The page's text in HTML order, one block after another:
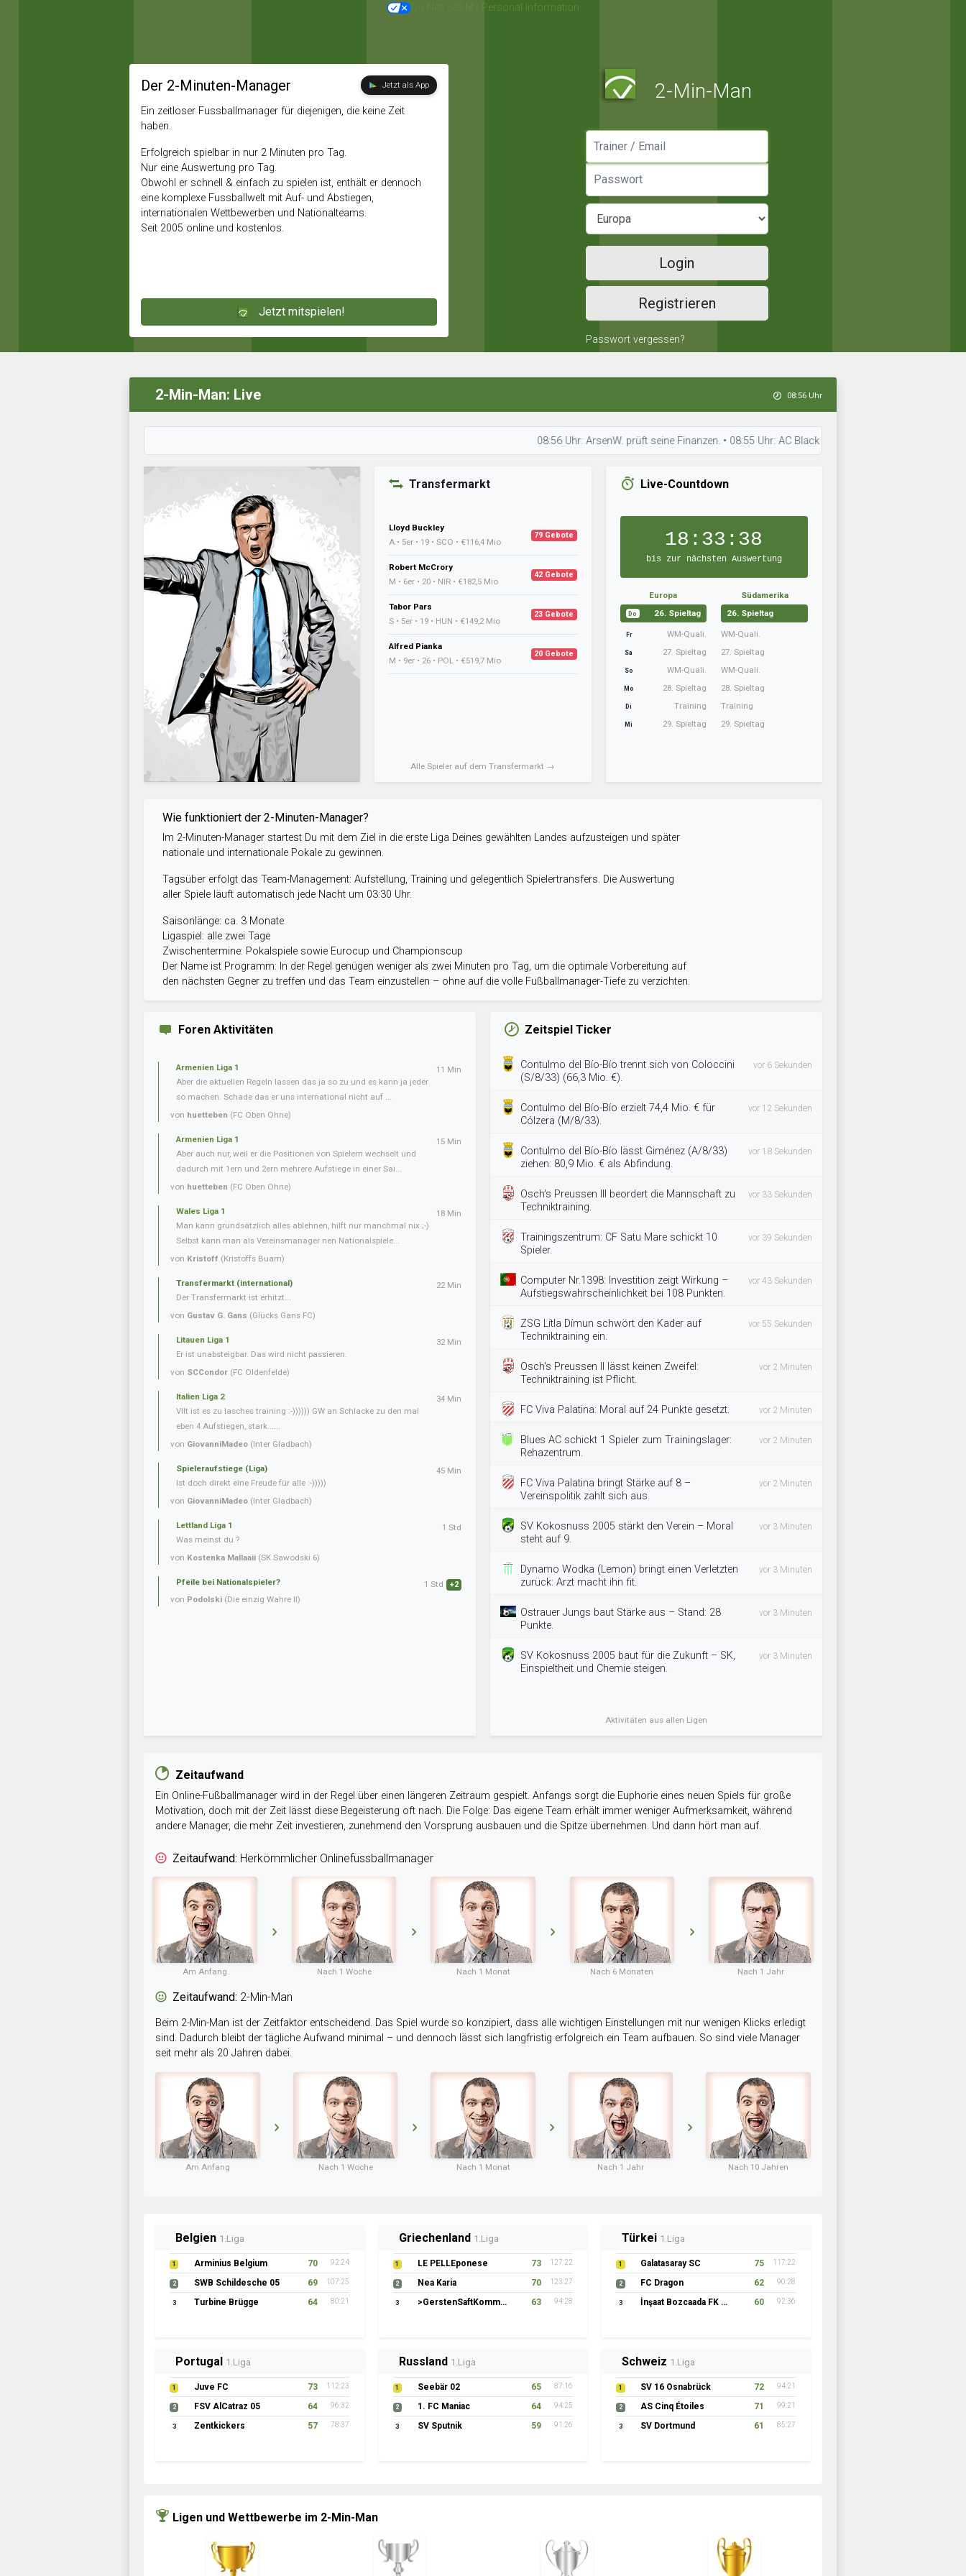
Do Not Sell My Personal Information
Der 2-Minuten-Manager Jetzt als App
Ein zeitloser Fussballmanager für diejenigen, die keine Zeit
haben.
Erfolgreich spielbar in nur 2 Minuten pro Tag.
Nur eine Auswertung pro Tag.
Obwohl er schnell & einfach zu spielen ist, enthält er dennoch
eine komplexe Fussballwelt mit Auf- und Abstiegen,
internationalen Wettbewerben und Nationalteams.
Seit 2005 online und kostenlos.
Jetzt mitspielen!
2-Min-Man
Login
Registrieren
Passwort vergessen?
2-Min-Man: Live 08:56 Uhr
08:56 Uhr: ArsenW. prüft seine Finanzen. • 08:55 Uhr: AC Black Panthers ist bereit für den
Transfermarkt
Lloyd Buckley
A • 5er • 19 • SCO • €116,4 Mio
79 Gebote
Robert McCrory
M • 6er • 20 • NIR • €182,5 Mio
42 Gebote
Tabor Pars
S • 5er • 19 • HUN • €149,2 Mio
23 Gebote
Alfred Pianka
M • 9er • 26 • POL • €519,7 Mio
20 Gebote
Alle Spieler auf dem Transfermarkt →
Live-Countdown
18:33:38
bis zur nächsten Auswertung
Europa
Do 26. Spieltag
Fr WM-Quali.
Sa 27. Spieltag
So WM-Quali.
Mo 28. Spieltag
Di Training
Mi 29. Spieltag
Südamerika
26. Spieltag
WM-Quali.
27. Spieltag
WM-Quali.
28. Spieltag
Training
29. Spieltag
Wie funktioniert der 2-Minuten-Manager?
Im 2-Minuten-Manager startest Du mit dem Ziel in die erste Liga Deines gewählten Landes aufzusteigen und später
nationale und internationale Pokale zu gewinnen.
Tagsüber erfolgt das Team-Management: Aufstellung, Training und gelegentlich Spielertransfers. Die Auswertung
aller Spiele läuft automatisch jede Nacht um 03:30 Uhr.
Saisonlänge: ca. 3 Monate
Ligaspiel: alle zwei Tage
Zwischentermine: Pokalspiele sowie Eurocup und Championscup
Der Name ist Programm: In der Regel genügen weniger als zwei Minuten pro Tag, um die optimale Vorbereitung auf
den nächsten Gegner zu treffen und das Team einzustellen – ohne auf die volle Fußballmanager-Tiefe zu verzichten.
Foren Aktivitäten
Armenien Liga 1
Aber die aktuellen Regeln lassen das ja so zu und es kann ja jeder
so machen. Schade das er uns international nicht auf ...
von huetteben (FC Oben Ohne)
11 Min
Armenien Liga 1
Aber auch nur, weil er die Positionen von Spielern wechselt und
dadurch mit 1ern und 2ern mehrere Aufstiege in einer Sai...
von huetteben (FC Oben Ohne)
15 Min
Wales Liga 1
Man kann grundsätzlich alles ablehnen, hilft nur manchmal nix ;-)
Selbst kann man als Vereinsmanager nen Nationalspiele...
von Kristoff (Kristoffs Buam)
18 Min
Transfermarkt (international)
Der Transfermarkt ist erhitzt...
von Gustav G. Gans (Glücks Gans FC)
22 Min
Litauen Liga 1
Er ist unabsteigbar. Das wird nicht passieren.
von SCCondor (FC Oldenfelde)
32 Min
Italien Liga 2
Vllt ist es zu lasches training :-)))))) GW an Schlacke zu den mal
eben 4 Aufstiegen, stark......
von GiovanniMadeo (Inter Gladbach)
34 Min
Spieleraufstiege (Liga)
Ist doch direkt eine Freude für alle :-)))))
von GiovanniMadeo (Inter Gladbach)
45 Min
Lettland Liga 1
Was meinst du ?
von Kostenka Mallaaii (SK Sawodski 6)
1 Std
Pfeile bei Nationalspieler?
von Podolski (Die einzig Wahre II)
1 Std +2
Zeitspiel Ticker
Contulmo del Bío-Bío trennt sich von Coloccini
(S/8/33) (66,3 Mio. €).
vor 6 Sekunden
Contulmo del Bío-Bío erzielt 74,4 Mio. € für
Cólzera (M/8/33).
vor 12 Sekunden
Contulmo del Bío-Bío lässt Giménez (A/8/33)
ziehen: 80,9 Mio. € als Abfindung.
vor 18 Sekunden
Osch's Preussen III beordert die Mannschaft zu
Techniktraining.
vor 33 Sekunden
Trainingszentrum: CF Satu Mare schickt 10
Spieler.
vor 39 Sekunden
Computer Nr.1398: Investition zeigt Wirkung –
Aufstiegswahrscheinlichkeit bei 108 Punkten.
vor 43 Sekunden
ZSG Lítla Dímun schwört den Kader auf
Techniktraining ein.
vor 55 Sekunden
Osch's Preussen II lässt keinen Zweifel:
Techniktraining ist Pflicht.
vor 2 Minuten
FC Viva Palatina: Moral auf 24 Punkte gesetzt. vor 2 Minuten
Blues AC schickt 1 Spieler zum Trainingslager:
Rehazentrum.
vor 2 Minuten
FC Viva Palatina bringt Stärke auf 8 –
Vereinspolitik zahlt sich aus.
vor 2 Minuten
SV Kokosnuss 2005 stärkt den Verein – Moral
steht auf 9.
vor 3 Minuten
Dynamo Wodka (Lemon) bringt einen Verletzten
zurück: Arzt macht ihn fit.
vor 3 Minuten
Ostrauer Jungs baut Stärke aus – Stand: 28
Punkte.
vor 3 Minuten
SV Kokosnuss 2005 baut für die Zukunft – SK,
Einspieltheit und Chemie steigen.
vor 3 Minuten
Aktivitäten aus allen Ligen
Zeitaufwand
Ein Online-Fußballmanager wird in der Regel über einen längeren Zeitraum gespielt. Anfangs sorgt die Euphorie eines neuen Spiels für große
Motivation, doch mit der Zeit lässt diese Begeisterung oft nach. Die Folge: Das eigene Team erhält immer weniger Aufmerksamkeit, während
andere Manager, die mehr Zeit investieren, zunehmend den Vorsprung ausbauen und die Spitze übernehmen. Und dann hört man auf.
Zeitaufwand: Herkömmlicher Onlinefussballmanager
Am Anfang Nach 1 Woche Nach 1 Monat Nach 6 Monaten Nach 1 Jahr
Zeitaufwand: 2-Min-Man
Beim 2-Min-Man ist der Zeitfaktor entscheidend. Das Spiel wurde so konzipiert, dass alle wichtigen Einstellungen mit nur wenigen Klicks erledigt
sind. Dadurch bleibt der tägliche Aufwand minimal – und dennoch lässt sich langfristig erfolgreich ein Team aufbauen. So sind viele Manager
seit mehr als 20 Jahren dabei.
Am Anfang Nach 1 Woche Nach 1 Monat Nach 1 Jahr Nach 10 Jahren
Belgien 1.Liga
1 Arminius Belgium 70 92:24
2 SWB Schildesche 05 69 107:25
3 Turbine Brügge 64 80:21
Griechenland 1.Liga
1 LE PELLEponese 73 127:22
2 Nea Karia 70 123:27
3 >GerstenSaftKommando 63 94:28
Türkei 1.Liga
1 Galatasaray SC 75 117:22
2 FC Dragon 62 90:28
3 İnşaat Bozcaada FK 1957 60 92:36
Portugal 1.Liga
1 Juve FC 73 112:23
2 FSV AlCatraz 05 64 96:32
3 Zentkickers 57 78:37
Russland 1.Liga
1 Seebär 02 65 87:16
2 1. FC Maniac 64 94:25
3 SV Sputnik 59 91:26
Schweiz 1.Liga
1 SV 16 Osnabrück 72 94:21
2 AS Cinq Étoiles 71 99:21
3 SV Dortmund 61 85:27
Ligen und Wettbewerbe im 2-Min-Man